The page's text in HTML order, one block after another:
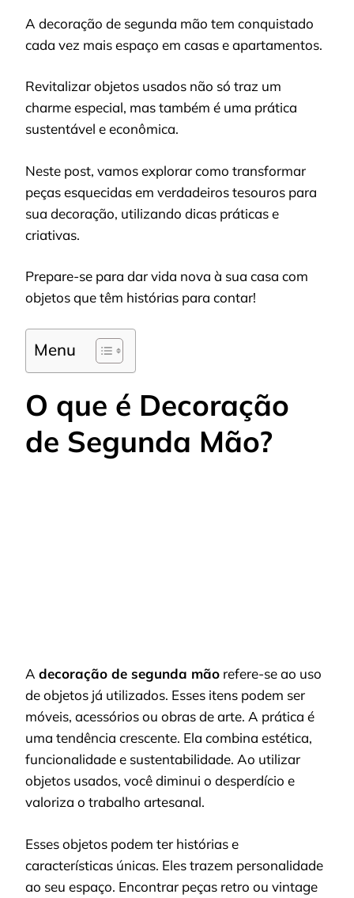
A decoração de segunda mão tem conquistado
cada vez mais espaço em casas e apartamentos.
Revitalizar objetos usados não só traz um
charme especial, mas também é uma prática
sustentável e econômica.
Neste post, vamos explorar como transformar
peças esquecidas em verdadeiros tesouros para
sua decoração, utilizando dicas práticas e
criativas.
Prepare-se para dar vida nova à sua casa com
objetos que têm histórias para contar!
Menu
O que é Decoração
de Segunda Mão?
A decoração de segunda mão refere-se ao uso
de objetos já utilizados. Esses itens podem ser
móveis, acessórios ou obras de arte. A prática é
uma tendência crescente. Ela combina estética,
funcionalidade e sustentabilidade. Ao utilizar
objetos usados, você diminui o desperdício e
valoriza o trabalho artesanal.
Esses objetos podem ter histórias e
características únicas. Eles trazem personalidade
ao seu espaço. Encontrar peças retro ou vintage